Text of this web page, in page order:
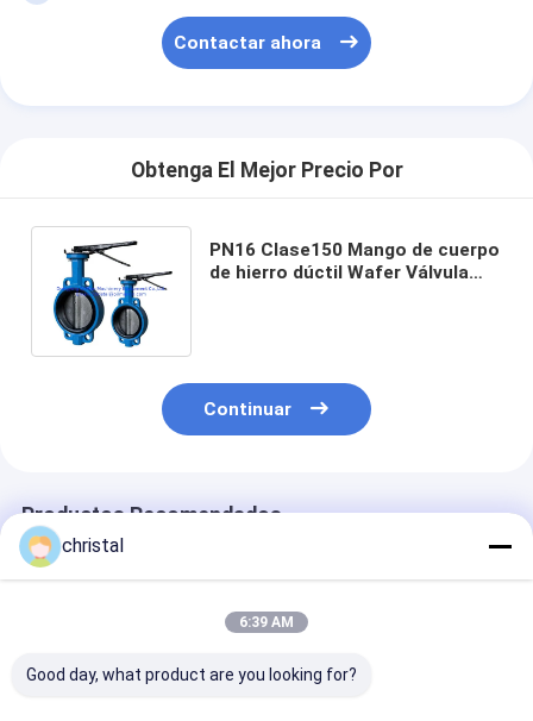
Contactar ahora
Obtenga El Mejor Precio Por
PN16 Clase150 Mango de cuerpo
de hierro dúctil Wafer Válvula
Continuar
Productos Recomendados
christal
6:39 AM
Good day, what product are you looking for?